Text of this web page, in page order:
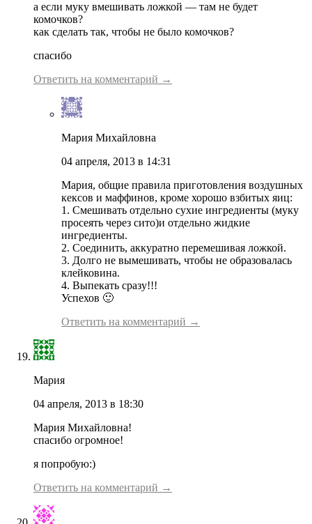
а если муку вмешивать ложкой — там не будет
комочков?
как сделать так, чтобы не было комочков?
спасибо
Ответить на комментарий →
Мария Михайловна
04 апреля, 2013 в 14:31
Мария, общие правила приготовления воздушных
кексов и маффинов, кроме хорошо взбитых яиц:
1. Cмешивать отдельно сухие ингредиенты (муку
просеять через сито)и отдельно жидкие
ингредиенты.
2. Соединить, аккуратно перемешивая ложкой.
3. Долго не вымешивать, чтобы не образовалась
клейковина.
4. Выпекать сразу!!!
Успехов 🙂
Ответить на комментарий →
Мария
04 апреля, 2013 в 18:30
Мария Михайловна!
спасибо огромное!
я попробую:)
Ответить на комментарий →